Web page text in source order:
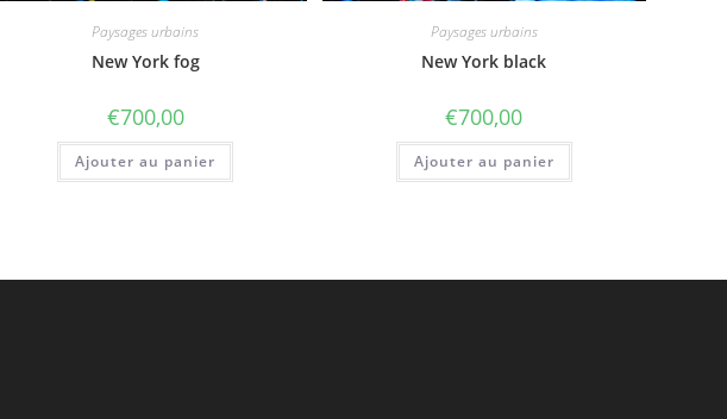
Paysages urbains
New York fog
€700,00
Ajouter au panier
Paysages urbains
New York black
€700,00
Ajouter au panier